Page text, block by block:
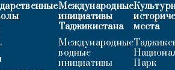
Международные
инициативы
Таджикистана
Международные
водные
инициативы
места
Парк